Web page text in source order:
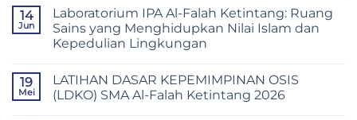
SMA
AL
FALAH
KETINTANG
KREATIVITAS,
SPORTIVITAS,
DAN
komentar
pada
Upacara
Hari
2026
di
SMA
14
Jun
Laboratorium IPA Al-Falah Ketintang: Ruang
Sains yang Menghidupkan Nilai Islam dan
Kepedulian Lingkungan
komentar
pada
Laboratorium
19
Mei
LATIHAN DASAR KEPEMIMPINAN OSIS
(LDKO) SMA Al-Falah Ketintang 2026